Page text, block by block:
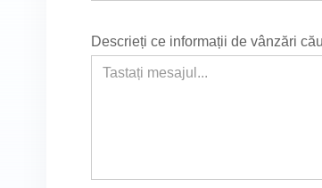
Descrieți ce informații de vânzări